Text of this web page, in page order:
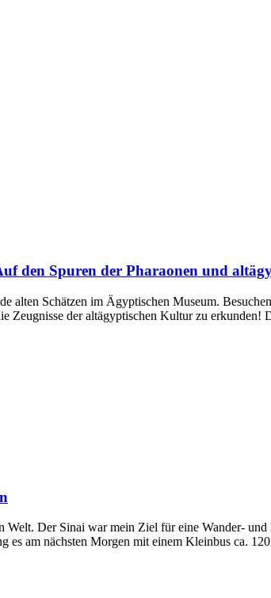
den Spuren der Pharaonen und
alten Schätzen im Ägyptischen Museum.
Zeugnisse der altägyptischen Kultur zu
Der Sinai war mein Ziel für eine Wander-
es am nächsten Morgen mit einem Kleinbus ca.